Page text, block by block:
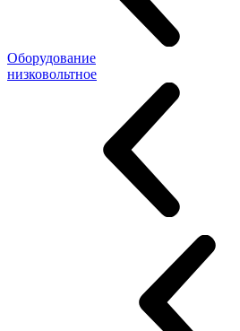
Оборудование
низковольтное